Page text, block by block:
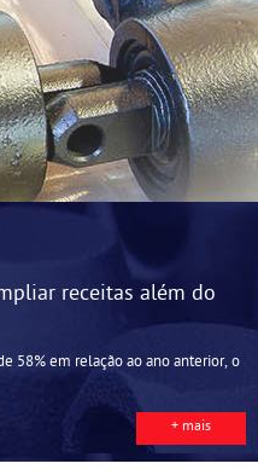
receitas além do
58% em relação ao ano anterior, o
+ mais